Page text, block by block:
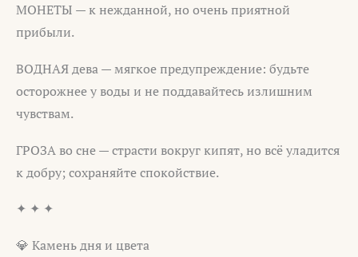
МОНЕТЫ — к нежданной, но очень приятной
прибыли.
ВОДНАЯ дева — мягкое предупреждение: будьте
осторожнее у воды и не поддавайтесь излишним
чувствам.
ГРОЗА во сне — страсти вокруг кипят, но всё уладится
к добру; сохраняйте спокойствие.
✦ ✦ ✦
💎 Камень дня и цвета